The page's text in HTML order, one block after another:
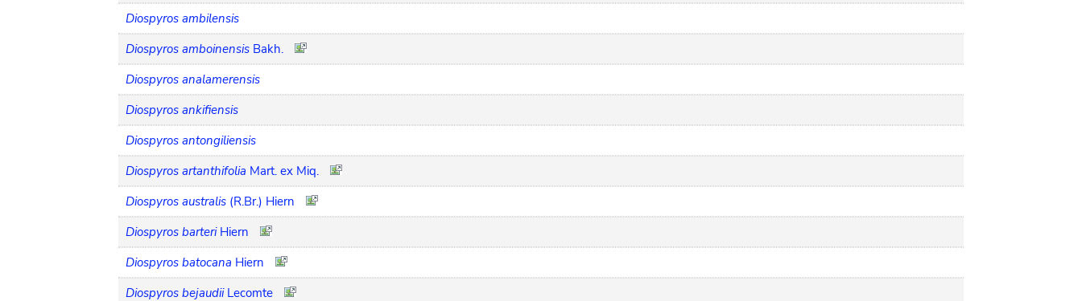
Diospyros ambilensis
Diospyros amboinensis Bakh.
Diospyros analamerensis
Diospyros ankifiensis
Diospyros antongiliensis
Diospyros artanthifolia Mart. ex Miq.
Diospyros australis (R.Br.) Hiern
Diospyros barteri Hiern
Diospyros batocana Hiern
Diospyros bejaudii Lecomte